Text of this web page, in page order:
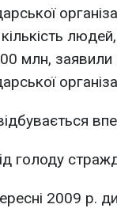
кількість
млн,
голоду
2009 р.